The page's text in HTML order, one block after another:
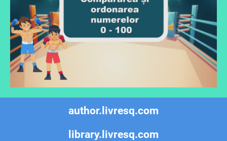
author.livresq.com
library.livresq.com